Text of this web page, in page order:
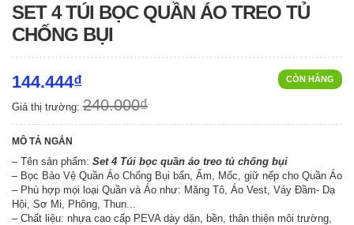
SET 4 TÚI BỌC QUẦN ÁO TREO TỦ
CHỐNG BỤI
CÒN HÀNG
144.444₫
Giá thị trường: 240.000₫
MÔ TẢ NGẮN
– Tên sản phẩm: Set 4 Túi bọc quần áo treo tủ chống bụi
– Bọc Bảo Vệ Quần Áo Chống Bụi bẩn, Ẩm, Mốc, giữ nếp cho Quần Áo
– Phù hợp mọi loại Quần và Áo như: Măng Tô, Áo Vest, Váy Đầm- Dạ
Hội, Sơ Mi, Phông, Thun...
– Chất liệu: nhựa cao cấp PEVA dày dặn, bền, thân thiện môi trường,